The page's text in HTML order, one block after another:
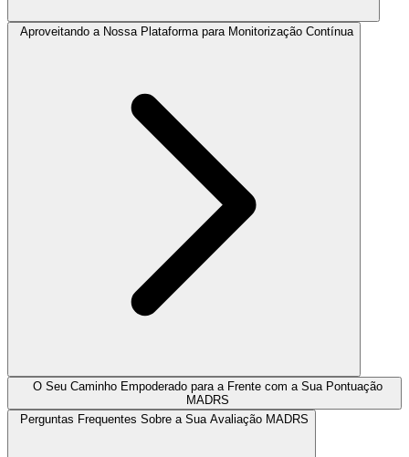
Aproveitando a Nossa Plataforma para Monitorização Contínua
O Seu Caminho Empoderado para a Frente com a Sua Pontuação
MADRS
Perguntas Frequentes Sobre a Sua Avaliação MADRS